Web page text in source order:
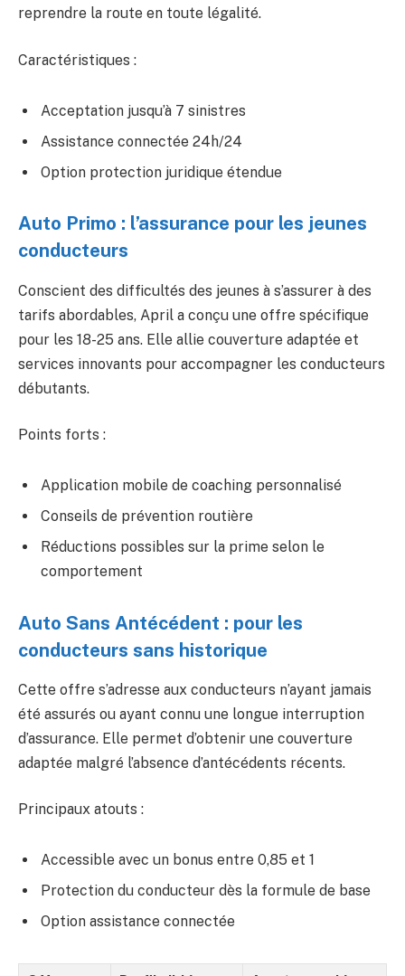
reprendre la route en toute légalité.
Caractéristiques :
Acceptation jusqu’à 7 sinistres
Assistance connectée 24h/24
Option protection juridique étendue
Auto Primo : l’assurance pour les jeunes
conducteurs
Conscient des difficultés des jeunes à s’assurer à des
tarifs abordables, April a conçu une offre spécifique
pour les 18-25 ans. Elle allie couverture adaptée et
services innovants pour accompagner les conducteurs
débutants.
Points forts :
Application mobile de coaching personnalisé
Conseils de prévention routière
Réductions possibles sur la prime selon le
comportement
Auto Sans Antécédent : pour les
conducteurs sans historique
Cette offre s’adresse aux conducteurs n’ayant jamais
été assurés ou ayant connu une longue interruption
d’assurance. Elle permet d’obtenir une couverture
adaptée malgré l’absence d’antécédents récents.
Principaux atouts :
Accessible avec un bonus entre 0,85 et 1
Protection du conducteur dès la formule de base
Option assistance connectée